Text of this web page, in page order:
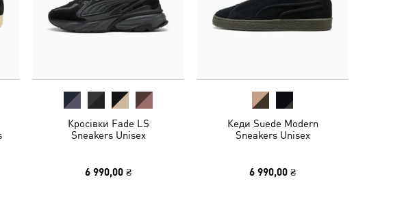
Кросівки Fade LS
Sneakers Unisex
6 990,00 ₴
Кеди Suede Modern
Sneakers Unisex
6 990,00 ₴